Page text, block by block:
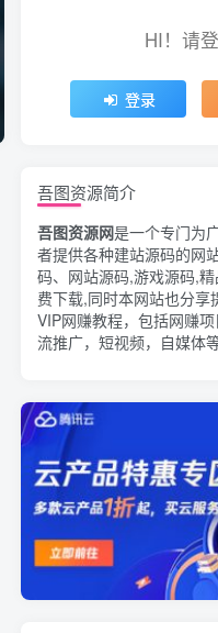
HI！请
登录
HI！请
登录
吾图资源简介
吾图资源网是一个专门为
者提供各种建站源码的网
码、网站源码,游戏源码,
费下载,同时本网站也分享
VIP网赚教程，包括网赚
流推广，短视频，自媒体